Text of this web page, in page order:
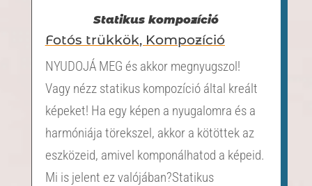
Statikus kompozíció
Fotós trükkök, Kompozíció
NYUDOJÁ MEG és akkor megnyugszol!
Vagy nézz statikus kompozíció által kreált
képeket! Ha egy képen a nyugalomra és a
harmóniája törekszel, akkor a kötöttek az
eszközeid, amivel komponálhatod a képeid.
Mi is jelent ez valójában?Statikus